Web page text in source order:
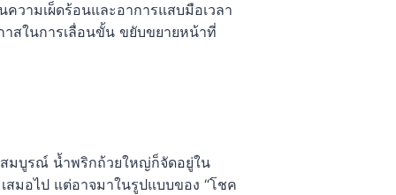
วามเผ็ดร้อนและอาการแสบมือเวลา
สในการเลื่อนขั้น ขยับขยายหน้าที่
สมบูรณ์ น้ำพริกถ้วยใหญ่ก็จัดอยู่ใน
มอไป แต่อาจมาในรูปแบบของ “โชค